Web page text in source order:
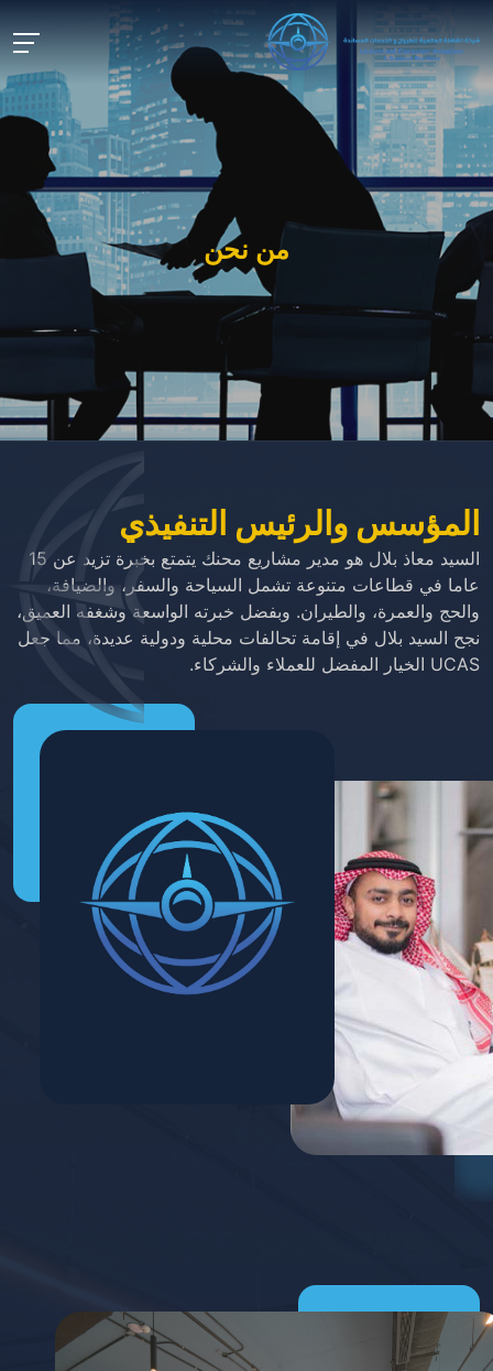
من نحن
المؤسس والرئيس التنفيذي
السيد معاذ بلال هو مدير مشاريع محنك يتمتع بخبرة تزيد عن 15
عاما في قطاعات متنوعة تشمل السياحة والسفر، والضيافة،
والحج والعمرة، والطيران. وبفضل خبرته الواسعة وشغفه العميق،
نجح السيد بلال في إقامة تحالفات محلية ودولية عديدة، مما جعل
UCAS الخيار المفضل للعملاء والشركاء.